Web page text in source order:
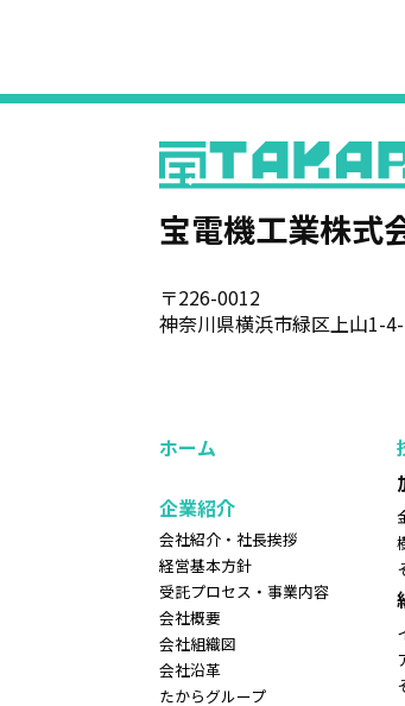
宝電機工業株式
〒226-0012
神奈川県横浜市緑区上山1-
ホーム
企業紹介
会社紹介・社長挨拶
経営基本方針
受託プロセス・事業内容
会社概要
会社組織図
会社沿革
たからグループ